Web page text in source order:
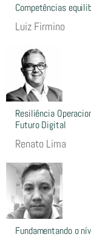
Competências
Luiz Firmino
Resiliência
Futuro Digital
Renato Lima
Fundamentando o